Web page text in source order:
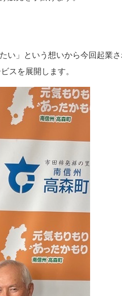
い」という想いから今回起業
スを展開します。